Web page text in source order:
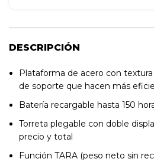
DESCRIPCIÓN
Plataforma de acero con
de soporte que hacen más
Batería recargable hasta 150
Torreta plegable con doble
precio y total
Función TARA (peso neto sin